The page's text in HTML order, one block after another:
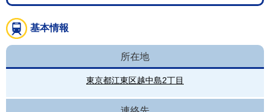
基本情報
所在地
東京都江東区越中島2丁目